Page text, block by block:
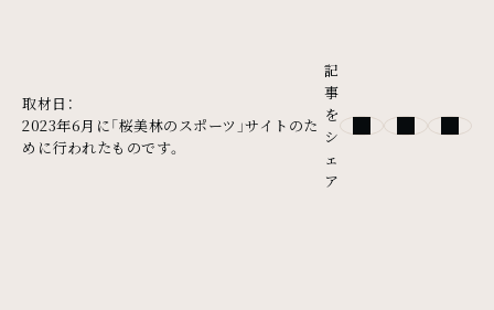
取材日：
2023年6月に「桜美林のスポーツ」サイトのた
めに行われたものです。
記
事
を
シ
ェ
ア